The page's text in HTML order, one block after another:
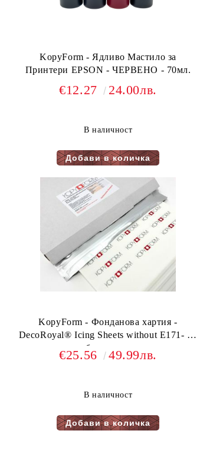
KopyForm - Ядливо Мастило за
Принтери EPSON - ЧЕРВЕНО - 70мл.
€12.27 24.00лв.
В наличност
KopyForm - Фонданова хартия -
DecoRoyal® Icing Sheets without E171- 20
бр в пакет
€25.56 49.99лв.
В наличност